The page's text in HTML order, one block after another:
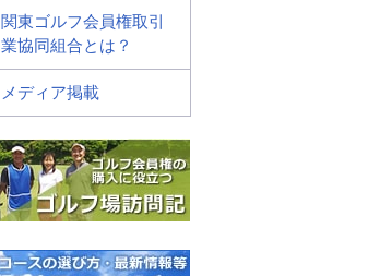
関東ゴルフ会員権取引
業協同組合とは？
メディア掲載